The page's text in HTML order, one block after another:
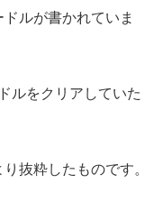
ルが書かれていま
ルをクリアしていた
抜粋したものです。